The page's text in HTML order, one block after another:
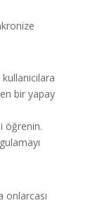
bir yapay
öğrenin.
onlarcası